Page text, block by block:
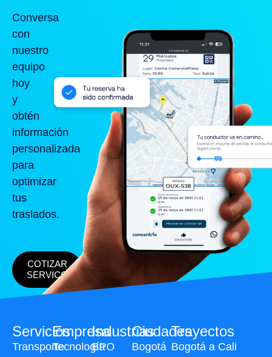
Conversa
con
nuestro
equipo
hoy
y
obtén
información
personalizada
para
optimizar
tus
traslados.
COTIZAR
SERVICO
Servicios
Transporte
Industrias
BPO
Ciudades
Bogotá
Trayectos
Bogotá a Cali
Empresa
Tecnología